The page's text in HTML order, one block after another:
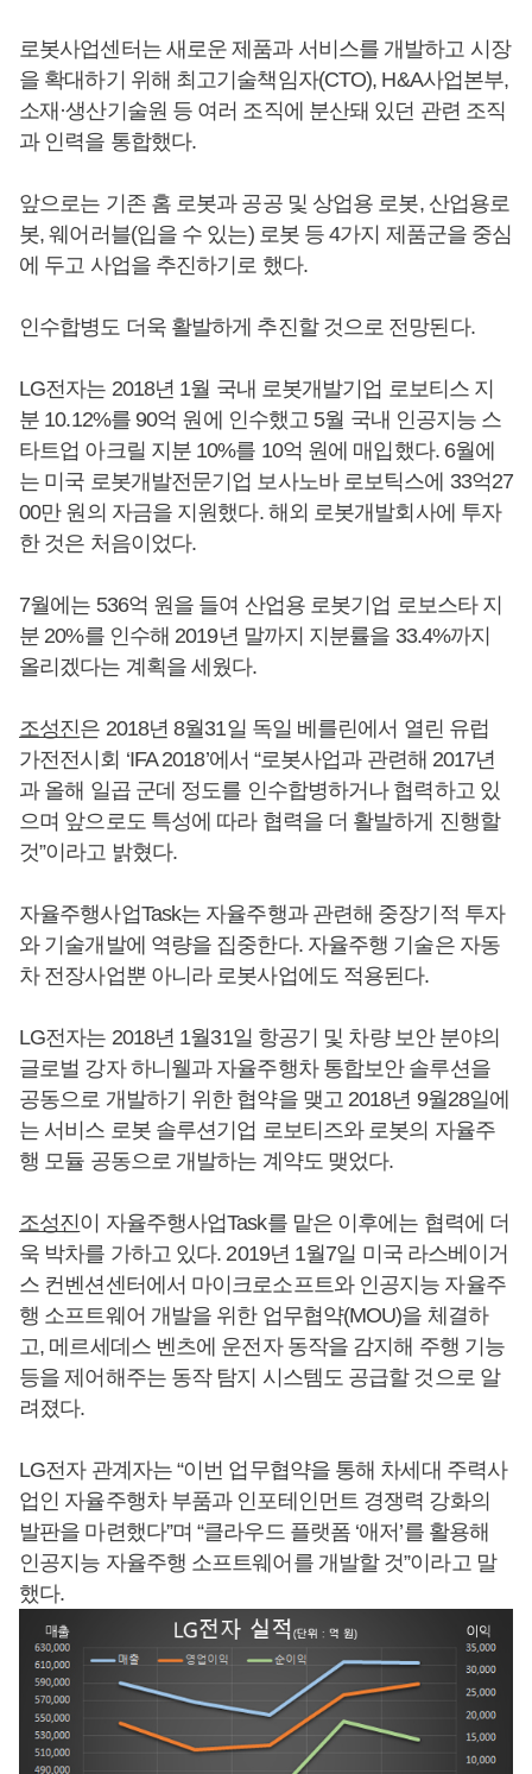
로봇사업센터는 새로운 제품과 서비스를 개발하고 시장
을 확대하기 위해 최고기술책임자(CTO), H&A사업본부,
소재·생산기술원 등 여러 조직에 분산돼 있던 관련 조직
과 인력을 통합했다.
앞으로는 기존 홈 로봇과 공공 및 상업용 로봇, 산업용로
봇, 웨어러블(입을 수 있는) 로봇 등 4가지 제품군을 중심
에 두고 사업을 추진하기로 했다.
인수합병도 더욱 활발하게 추진할 것으로 전망된다.
LG전자는 2018년 1월 국내 로봇개발기업 로보티스 지
분 10.12%를 90억 원에 인수했고 5월 국내 인공지능 스
타트업 아크릴 지분 10%를 10억 원에 매입했다. 6월에
는 미국 로봇개발전문기업 보사노바 로보틱스에 33억27
00만 원의 자금을 지원했다. 해외 로봇개발회사에 투자
한 것은 처음이었다.
7월에는 536억 원을 들여 산업용 로봇기업 로보스타 지
분 20%를 인수해 2019년 말까지 지분률을 33.4%까지
올리겠다는 계획을 세웠다.
조성진은 2018년 8월31일 독일 베를린에서 열린 유럽
가전전시회 ‘IFA 2018’에서 “로봇사업과 관련해 2017년
과 올해 일곱 군데 정도를 인수합병하거나 협력하고 있
으며 앞으로도 특성에 따라 협력을 더 활발하게 진행할
것”이라고 밝혔다.
자율주행사업Task는 자율주행과 관련해 중장기적 투자
와 기술개발에 역량을 집중한다. 자율주행 기술은 자동
차 전장사업뿐 아니라 로봇사업에도 적용된다.
LG전자는 2018년 1월31일 항공기 및 차량 보안 분야의
글로벌 강자 하니웰과 자율주행차 통합보안 솔루션을
공동으로 개발하기 위한 협약을 맺고 2018년 9월28일에
는 서비스 로봇 솔루션기업 로보티즈와 로봇의 자율주
행 모듈 공동으로 개발하는 계약도 맺었다.
조성진이 자율주행사업Task를 맡은 이후에는 협력에 더
욱 박차를 가하고 있다. 2019년 1월7일 미국 라스베이거
스 컨벤션센터에서 마이크로소프트와 인공지능 자율주
행 소프트웨어 개발을 위한 업무협약(MOU)을 체결하
고, 메르세데스 벤츠에 운전자 동작을 감지해 주행 기능
등을 제어해주는 동작 탐지 시스템도 공급할 것으로 알
려졌다.
LG전자 관계자는 “이번 업무협약을 통해 차세대 주력사
업인 자율주행차 부품과 인포테인먼트 경쟁력 강화의
발판을 마련했다”며 “클라우드 플랫폼 ‘애저’를 활용해
인공지능 자율주행 소프트웨어를 개발할 것”이라고 말
했다.